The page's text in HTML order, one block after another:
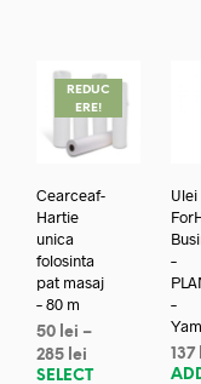
REDUC
ERE!
Cearceaf-
Hartie
unica
folosinta
pat masaj
– 80 m
50 lei –
285 lei
SELECT
Ulei
–
–
137